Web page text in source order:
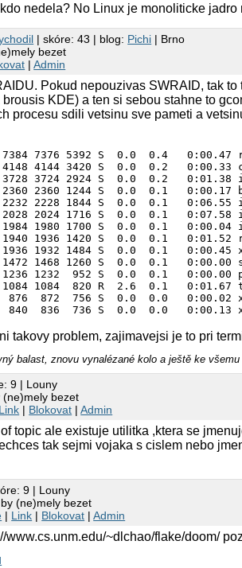
nedela? No Linux je monoliticke
| skóre: 43 | blog: Pichi | Brno
bezet
|Admin
Pokud nepouzivas SWRAID, tak
KDE) a ten si sebou stahne to
procesu sdili vetsinu sve pameti a
7384 7376 5392 S  0.0
4144 3420 S  0.0  0.2   0:00.33
3728 3724 2924 S  0.0  0.2
2360 2360 1244 S  0.0  0.1
2232 2228 1844 S  0.0  0.1
2028 2024 1716 S  0.0  0.1
1980 1700 S  0.0  0.1
1940 1936 1420 S  0.0
1932 1484 S  0.0  0.1
1468 1260 S  0.0  0.1
1236 1232  952 S  0.0  0.1
0  1084 1084  820 R  2.6
872  756 S  0.0  0.0   0:00.02
takovy problem, zajimavejsi je to pri
balast, znovu vynalézané kolo a ještě ke
9 | Louny
bezet
Link | Blokovat |Admin
topic ale existuje utilitka ,ktera se
tak sejmi vojaka s cislem nebo
9 | Louny
(ne)mely bezet
| Link | Blokovat |Admin
www.cs.unm.edu/~dlchao/flake/doom/